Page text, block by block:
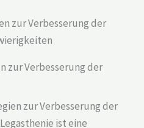
zur Verbesserung der
zur Verbesserung der
ist eine